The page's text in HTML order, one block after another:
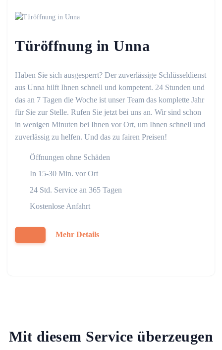
Türöffnung in Unna
Haben Sie sich ausgesperrt? Der zuverlässige Schlüsseldienst
aus Unna hilft Ihnen schnell und kompetent. 24 Stunden und
das an 7 Tagen die Woche ist unser Team das komplette Jahr
für Sie zur Stelle. Rufen Sie jetzt bei uns an. Wir sind schon
in wenigen Minuten bei Ihnen vor Ort, um Ihnen schnell und
zuverlässig zu helfen. Und das zu fairen Preisen!
Öffnungen ohne Schäden
In 15-30 Min. vor Ort
24 Std. Service an 365 Tagen
Kostenlose Anfahrt
Mehr Details
Mit diesem Service überzeugen